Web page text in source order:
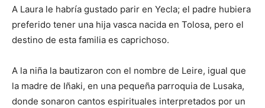
A Laura le habría gustado parir en Yecla; el padre hubiera
preferido tener una hija vasca nacida en Tolosa, pero el
destino de esta familia es caprichoso.
A la niña la bautizaron con el nombre de Leire, igual que
la madre de Iñaki, en una pequeña parroquia de Lusaka,
donde sonaron cantos espirituales interpretados por un